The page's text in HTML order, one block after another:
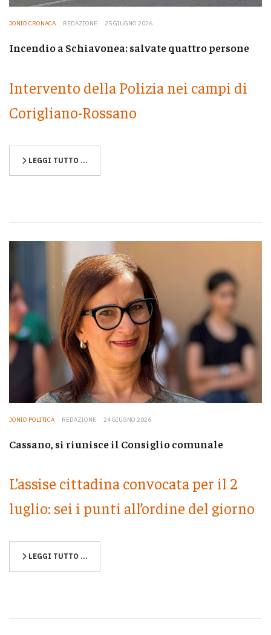
JONIO CRONACA REDAZIONE 25 GIUGNO 2026
Incendio a Schiavonea: salvate quattro persone
Intervento della Polizia nei campi di
Corigliano-Rossano
LEGGI TUTTO …
JONIO POLITICA REDAZIONE 24 GIUGNO 2026
Cassano, si riunisce il Consiglio comunale
L’assise cittadina convocata per il 2
luglio: sei i punti all’ordine del giorno
LEGGI TUTTO …